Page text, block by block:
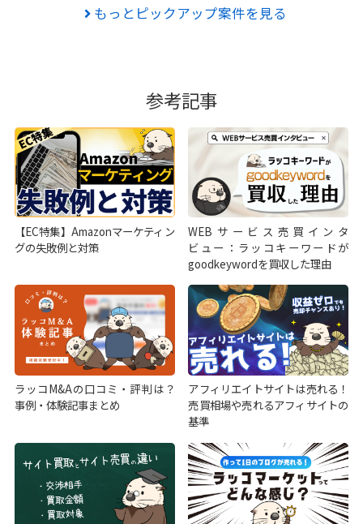
もっとピックアップ案件を見る
参考記事
【EC特集】Amazonマーケティン
グの失敗例と対策
WEBサービス売買インタ
ビュー：ラッコキーワードが
goodkeywordを買収した理由
ラッコM&Aの口コミ・評判は？
事例・体験記事まとめ
アフィリエイトサイトは売れる！
売買相場や売れるアフィサイトの
基準